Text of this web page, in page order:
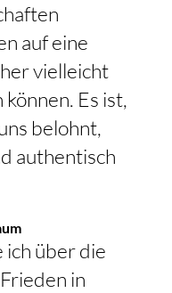
auf eine
vielleicht
Es ist,
belohnt,
authentisch
über die
in